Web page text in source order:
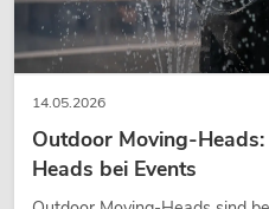
14.05.2026
Outdoor Moving-
Heads bei Events